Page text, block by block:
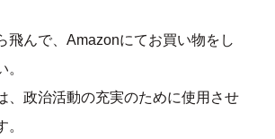
飛んで、Amazonにてお買い物をし
、政治活動の充実のために使用させ